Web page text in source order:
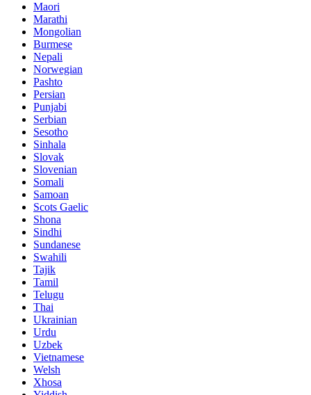
Maori
Marathi
Mongolian
Burmese
Nepali
Norwegian
Pashto
Persian
Punjabi
Serbian
Sesotho
Sinhala
Slovak
Slovenian
Somali
Samoan
Scots Gaelic
Shona
Sindhi
Sundanese
Swahili
Tajik
Tamil
Telugu
Thai
Ukrainian
Urdu
Uzbek
Vietnamese
Welsh
Xhosa